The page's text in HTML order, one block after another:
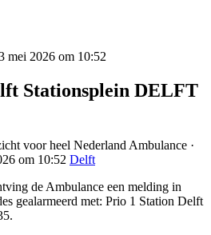
mei 2026 om 10:52
Stationsplein DELFT
voor heel Nederland Ambulance ·
om 10:52 Delft
de Ambulance een melding in
gealarmeerd met: Prio 1 Station Delft